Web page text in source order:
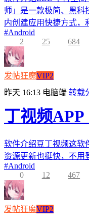
师」是一款极简、黑科
内创建应用快捷方式，
#Android
2
25 684
发帖狂魔VIP2
昨天 16:13 电脑端 转载
丁视频
软件介绍豆丁视频这软
资源更新也挺快，不用
#Android
0
12 467
发帖狂魔VIP2